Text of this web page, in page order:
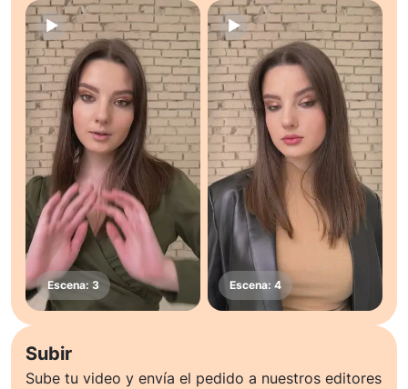
Subir
Sube tu video y envía el pedido a nuestros editores